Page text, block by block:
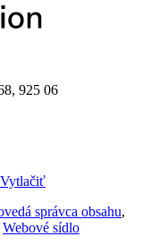
925 06
Vytlačiť
správca obsahu,
Webové sídlo